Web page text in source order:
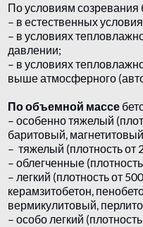
По условиям созревания
– в естественных
– в условиях
давлении;
– в условиях
выше атмосферного
По объемной массе
– особенно тяжелый
баритовый,
– тяжелый (плотность от
– облегченные
– легкий (плотность от
керамзитобетон,
вермикулитовый,
– особо легкий